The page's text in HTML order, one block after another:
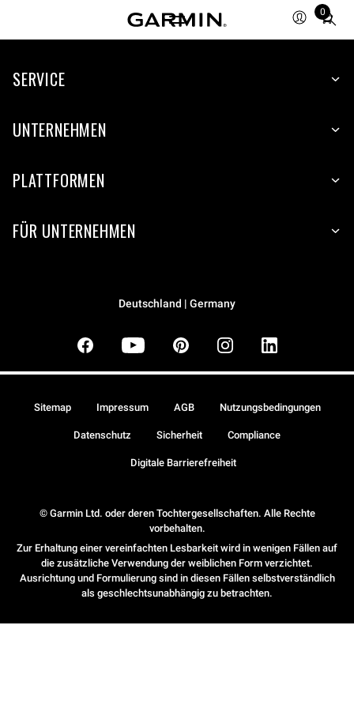
0
Total
items
cart:
SERVICE
UNTERNEHMEN
PLATTFORMEN
FÜR UNTERNEHMEN
Deutschland | Germany
© Garmin Ltd. oder deren Tochtergesellschaften. Alle Rechte
vorbehalten.
Zur Erhaltung einer vereinfachten Lesbarkeit wird in wenigen Fällen auf
die zusätzliche Verwendung der weiblichen Form verzichtet.
Ausrichtung und Formulierung sind in diesen Fällen selbstverständlich
als geschlechtsunabhängig zu betrachten.
Sitemap Impressum AGB Nutzungsbedingungen
Datenschutz Sicherheit Compliance
Digitale Barrierefreiheit